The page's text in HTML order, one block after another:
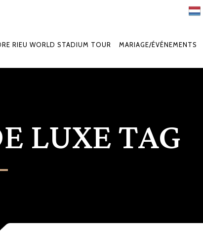
RIEU WORLD STADIUM TOUR MARIAGE/ÉVÉNEMENTS
LUXE TAG